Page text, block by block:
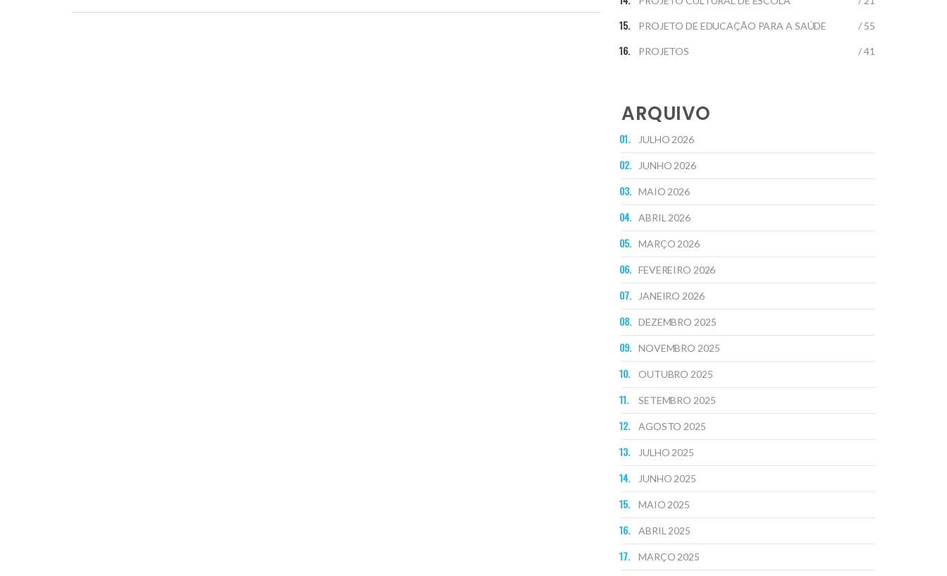
PROJETO DE EDUCAÇÃO PARA A SAÚDE / 55
PROJETOS / 41
ARQUIVO
JULHO 2026
JUNHO 2026
MAIO 2026
ABRIL 2026
MARÇO 2026
FEVEREIRO 2026
JANEIRO 2026
DEZEMBRO 2025
NOVEMBRO 2025
OUTUBRO 2025
SETEMBRO 2025
AGOSTO 2025
JULHO 2025
JUNHO 2025
MAIO 2025
ABRIL 2025
MARÇO 2025